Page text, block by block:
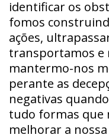
identificar os
fomos
ações,
transportamos e
mantermo-nos
perante as
negativas
tudo formas que
melhorar a nossa